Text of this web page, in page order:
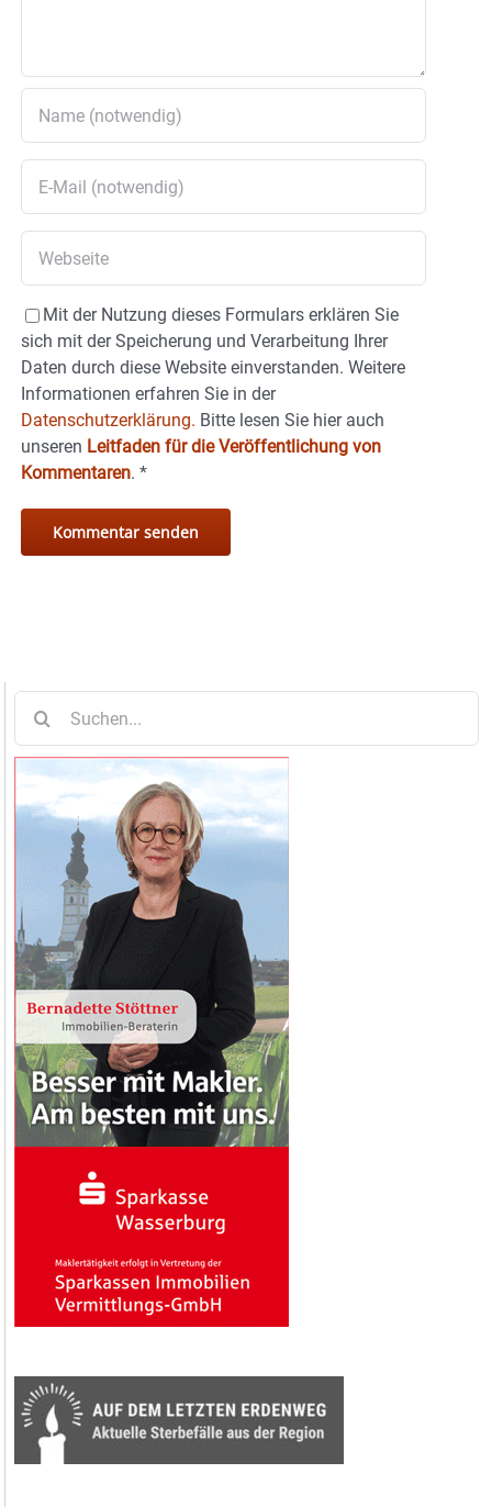
Mit der Nutzung dieses Formulars erklären Sie
sich mit der Speicherung und Verarbeitung Ihrer
Daten durch diese Website einverstanden. Weitere
Informationen erfahren Sie in der
Datenschutzerklärung. Bitte lesen Sie hier auch
unseren Leitfaden für die Veröffentlichung von
Kommentaren. *
nach: